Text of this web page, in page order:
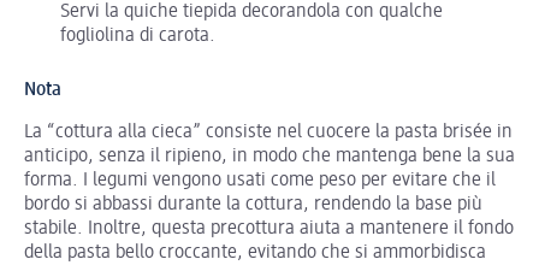
Servi la quiche tiepida decorandola con qualche
fogliolina di carota.
Nota
La “cottura alla cieca” consiste nel cuocere la pasta brisée in
anticipo, senza il ripieno, in modo che mantenga bene la sua
forma. I legumi vengono usati come peso per evitare che il
bordo si abbassi durante la cottura, rendendo la base più
stabile. Inoltre, questa precottura aiuta a mantenere il fondo
della pasta bello croccante, evitando che si ammorbidisca